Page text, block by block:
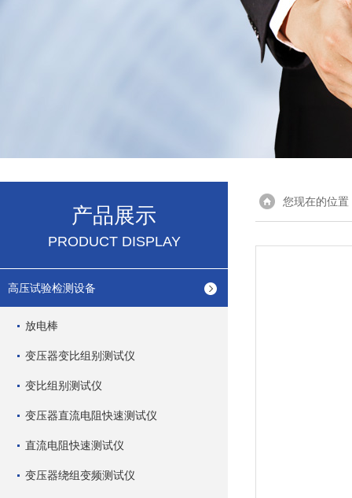
产品展示
PRODUCT DISPLAY
高压试验检测设备
放电棒
变压器变比组别测试仪
变比组别测试仪
变压器直流电阻快速测试仪
直流电阻快速测试仪
变压器绕组变频测试仪
您现在的位置